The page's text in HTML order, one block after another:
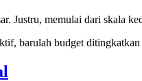
Justru, memulai dari skala
barulah budget